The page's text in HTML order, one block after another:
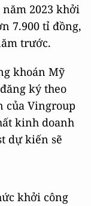
2023 khởi
7.900 tỉ đồng,
trước.
khoán Mỹ
ký theo
của Vingroup
kinh doanh
dự kiến sẽ
khởi công